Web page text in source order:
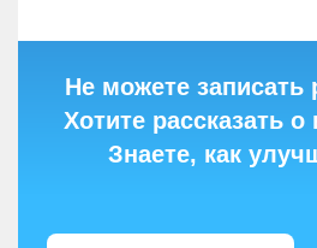
Не можете записать
Хотите рассказать о
Знаете, как